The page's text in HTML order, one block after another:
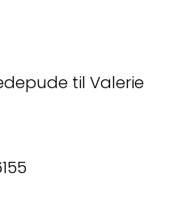
til Valerie